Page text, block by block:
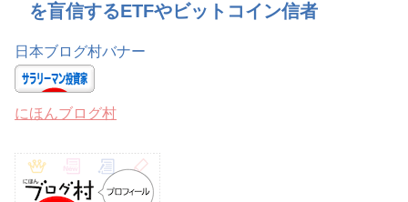
を盲信するETFやビットコイン信者
日本ブログ村バナー
にほんブログ村